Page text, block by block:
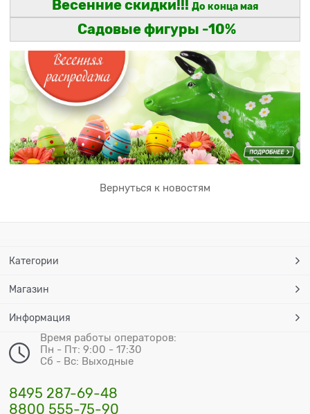
Весенние скидки!!! До конца мая
Садовые фигуры -10%
Вернуться к новостям
Категории
Магазин
Информация
Время работы операторов:
Пн - Пт: 9:00 - 17:30
Сб - Вс: Выходные
8495 287-69-48
8800 555-75-90